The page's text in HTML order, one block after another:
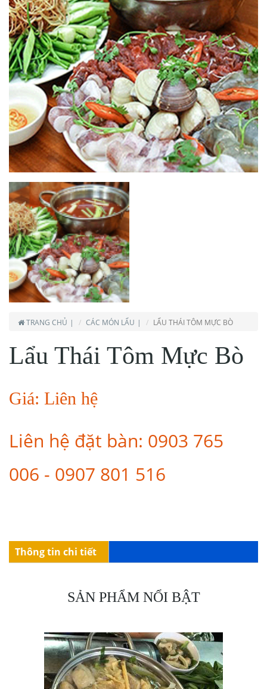
TRANG CHỦ CÁC MÓN LẨU LẨU THÁI TÔM MỰC BÒ
Lẩu Thái Tôm Mực Bò
Giá: Liên hệ
Liên hệ đặt bàn: 0903 765
006 - 0907 801 516
Thông tin chi tiết
SẢN PHẨM NỔI BẬT